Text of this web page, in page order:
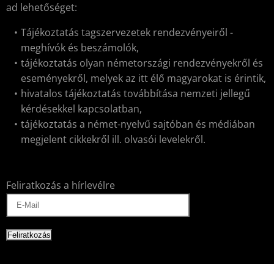
ad lehetőséget:
Tájékoztatás tagszervezetek rendezvényeiről -
meghívók és beszámolók,
tájékoztatás olyan németországi rendezvényekről és
eseményekről, melyek az itt élő magyarokat is érintik,
hivatalos tájékoztatás továbbítása nemzeti jellegű
kérdésekkel kapcsolatban,
tájékoztatás a német-nyelvű sajtóban és médiában
megjelent cikkekről ill. olvasói levelekről.
Feliratkozás a hírlevélre